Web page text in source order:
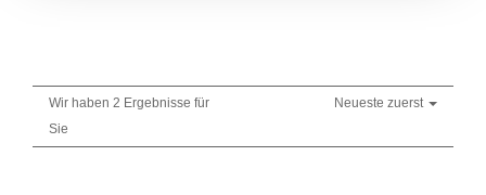
Wir haben 2 Ergebnisse für
Sie
Neueste zuerst